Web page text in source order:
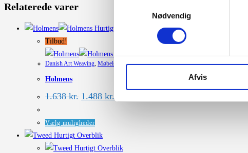
Nødvendig
Afvis
Relaterede varer
Hurtigt Overblik
Tilbud!
Hurtigt Overblik
Danish Art Weaving, Møbelstoffer
Holmens
1.638kr. Den
oprindelige
var:
1.638 kr..
1.488 kr.
aktuelle
Vælg mulighederDette
vare
har
Hurtigt Overblik
Hurtigt Overblik